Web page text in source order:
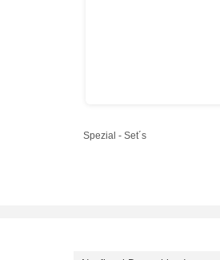
Spezial - Set´s